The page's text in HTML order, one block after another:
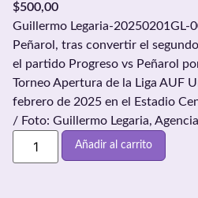
$500,00
Guillermo Legaria-20250201GL-
Peñarol, tras convertir el
el partido Progreso vs Peñarol
Torneo Apertura de la Liga AUF
febrero de 2025 en el Estadio
/ Foto: Guillermo Legaria,
Añadir al carrito